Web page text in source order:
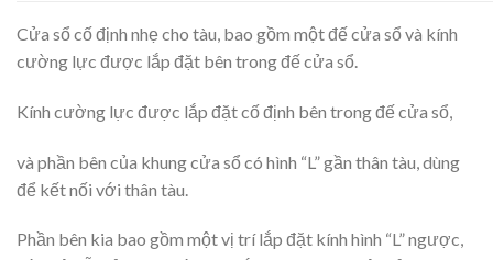
Cửa sổ cố định nhẹ cho tàu, bao gồm một đế cửa sổ và kính
cường lực được lắp đặt bên trong đế cửa sổ.
Kính cường lực được lắp đặt cố định bên trong đế cửa sổ,
và phần bên của khung cửa sổ có hình “L” gần thân tàu, dùng
để kết nối với thân tàu.
Phần bên kia bao gồm một vị trí lắp đặt kính hình “L” ngược,